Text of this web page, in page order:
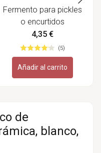
Fermento para pickles
o encurtidos
4,35 €
(5)
Añadir al carrito
de
blanco,